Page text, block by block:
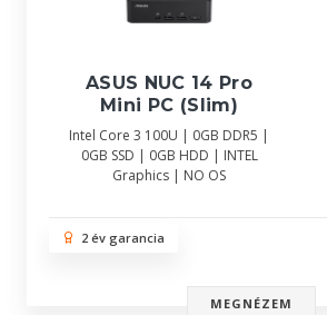
ASUS NUC 14 Pro
Mini PC (Slim)
Intel Core 3 100U | 0GB DDR5 |
0GB SSD | 0GB HDD | INTEL
Graphics | NO OS
2 év garancia
MEGNÉZEM